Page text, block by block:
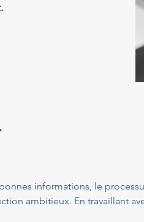
informations, le
ambitieux. En travaillant